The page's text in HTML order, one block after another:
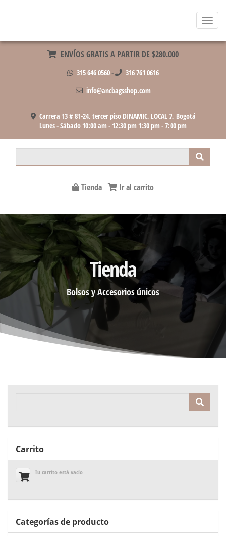
ENVÍOS GRATIS A PARTIR DE $280.000
315 646 0560-
316 761 0616
info@ancbagsshop.com
Carrera 13 # 81-24, tercer piso DINAMIC, LOCAL 7, Bogotá
Lunes - Sábado 10:00 am - 12:30 pm 1:30 pm - 7:00 pm
Tienda Ir al carrito
Menu
Tienda
Bolsos y Accesorios únicos
Carrito
Tu carrito está vacío
Categorías de producto